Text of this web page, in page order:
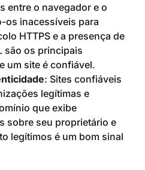
entre o navegador e o
os inacessíveis para
HTTPS e a presença de
são os principais
um site é confiável.
: Sites confiáveis
legítimas e
que exibe
sobre seu proprietário e
legítimos é um bom sinal